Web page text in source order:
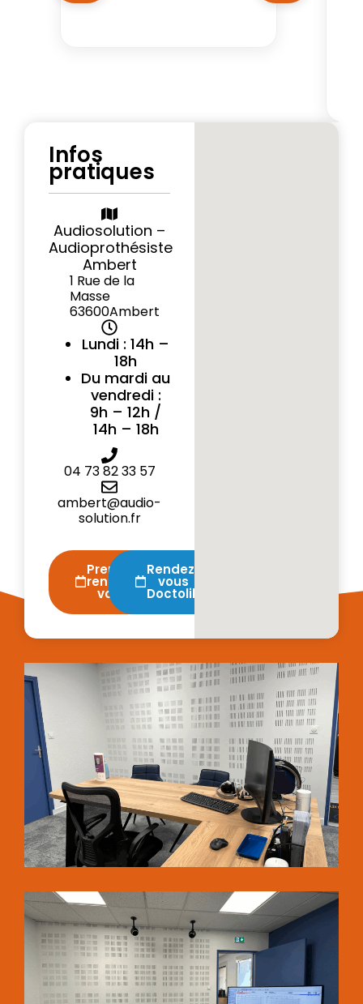
Infos
pratiques
Audiosolution –
Audioprothésiste
Ambert
1 Rue de la
Masse
63600Ambert
Lundi : 14h –
18h
Du mardi au
vendredi :
9h – 12h /
14h – 18h
04 73 82 33 57
ambert@audio-
solution.fr
Prendre
rendez-
vous
Rendez-
vous
Doctolib